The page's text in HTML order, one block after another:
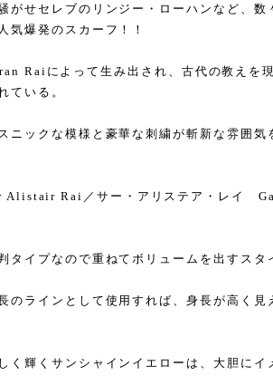
がせセレブのリンジー・ローハンなど、
気爆発のスカーフ！！
Raiによって生み出され、古代の教えを
ている。
ニックな模様と豪華な刺繍が斬新な雰囲気
Alistair Rai／サー・アリステア・レイ
タイプなので重ねてボリュームを出すスタ
のラインとして使用すれば、身長が高く見
く輝くサンシャインイエローは、大胆に